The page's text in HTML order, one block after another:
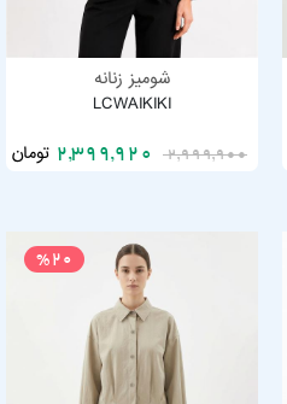
شومیز زنانه
LCWAIKIKI
2,999,900 تومان
%20